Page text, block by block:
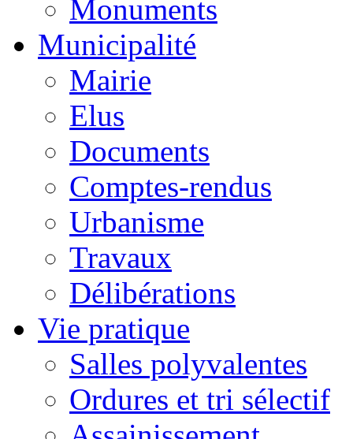
Monuments
Municipalité
Mairie
Elus
Documents
Comptes-rendus
Urbanisme
Travaux
Délibérations
Vie pratique
Salles polyvalentes
Ordures et tri sélectif